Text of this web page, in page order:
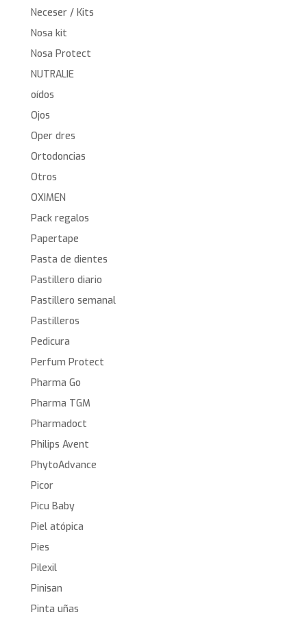
Neceser / Kits
Nosa kit
Nosa Protect
NUTRALIE
oídos
Ojos
Oper dres
Ortodoncias
Otros
OXIMEN
Pack regalos
Papertape
Pasta de dientes
Pastillero diario
Pastillero semanal
Pastilleros
Pedicura
Perfum Protect
Pharma Go
Pharma TGM
Pharmadoct
Philips Avent
PhytoAdvance
Picor
Picu Baby
Piel atópica
Pies
Pilexil
Pinisan
Pinta uñas